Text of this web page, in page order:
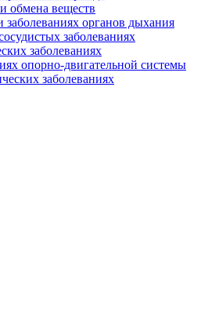
обмена веществ
заболеваниях органов дыхания
заболеваниях
заболеваниях
опорно-двигательной системы
заболеваниях